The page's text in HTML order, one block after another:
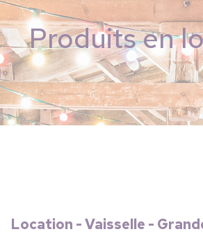
Produits en
Location - Vaisselle -